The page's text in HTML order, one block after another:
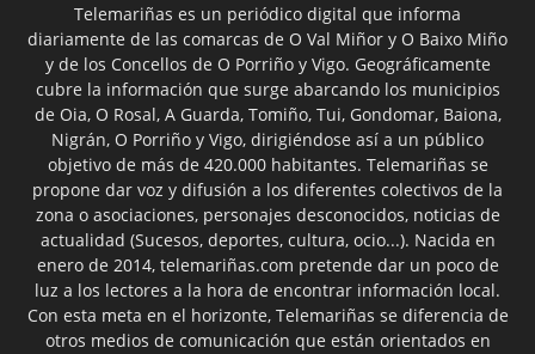
Telemariñas es un periódico digital que informa
diariamente de las comarcas de O Val Miñor y O Baixo Miño
y de los Concellos de O Porriño y Vigo. Geográficamente
cubre la información que surge abarcando los municipios
de Oia, O Rosal, A Guarda, Tomiño, Tui, Gondomar, Baiona,
Nigrán, O Porriño y Vigo, dirigiéndose así a un público
objetivo de más de 420.000 habitantes. Telemariñas se
propone dar voz y difusión a los diferentes colectivos de la
zona o asociaciones, personajes desconocidos, noticias de
actualidad (Sucesos, deportes, cultura, ocio...). Nacida en
enero de 2014, telemariñas.com pretende dar un poco de
luz a los lectores a la hora de encontrar información local.
Con esta meta en el horizonte, Telemariñas se diferencia de
otros medios de comunicación que están orientados en